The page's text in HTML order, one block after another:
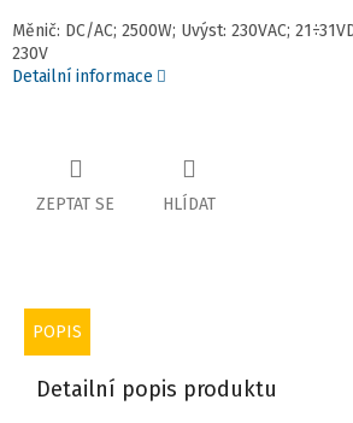
Měnič: DC/AC; 2500W; Uvýst: 230VAC;
230V
Detailní informace
ZEPTAT SE HLÍDAT
POPIS
Detailní popis produktu